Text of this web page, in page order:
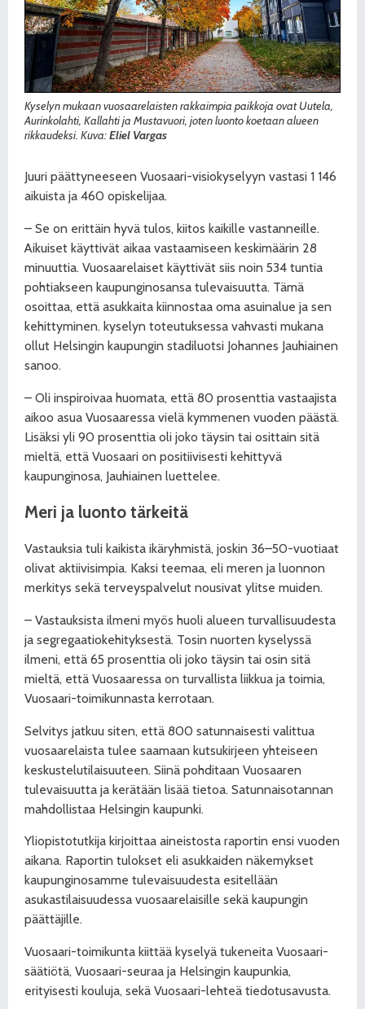
Kyselyn mukaan vuosaarelaisten rakkaimpia paikkoja ovat Uutela,
Aurinkolahti, Kallahti ja Mustavuori, joten luonto koetaan alueen
rikkaudeksi. Kuva:Eliel Vargas
Juuri päättyneeseen Vuosaari-visiokyselyyn vastasi 1 146
aikuista ja 460 opiskelijaa.
– Se on erittäin hyvä tulos, kiitos kaikille vastanneille.
Aikuiset käyttivät aikaa vastaamiseen keskimäärin 28
minuuttia. Vuosaarelaiset käyttivät siis noin 534 tuntia
pohtiakseen kaupunginosansa tulevaisuutta. Tämä
osoittaa, että asukkaita kiinnostaa oma asuinalue ja sen
kehittyminen. kyselyn toteutuksessa vahvasti mukana
ollut Helsingin kaupungin stadiluotsi Johannes Jauhiainen
sanoo.
– Oli inspiroivaa huomata, että 80 prosenttia vastaajista
aikoo asua Vuosaaressa vielä kymmenen vuoden päästä.
Lisäksi yli 90 prosenttia oli joko täysin tai osittain sitä
mieltä, että Vuosaari on positiivisesti kehittyvä
kaupunginosa, Jauhiainen luettelee.
Meri ja luonto tärkeitä
Vastauksia tuli kaikista ikäryhmistä, joskin 36–50-vuotiaat
olivat aktiivisimpia. Kaksi teemaa, eli meren ja luonnon
merkitys sekä terveyspalvelut nousivat ylitse muiden.
– Vastauksista ilmeni myös huoli alueen turvallisuudesta
ja segregaatiokehityksestä. Tosin nuorten kyselyssä
ilmeni, että 65 prosenttia oli joko täysin tai osin sitä
mieltä, että Vuosaaressa on turvallista liikkua ja toimia,
Vuosaari-toimikunnasta kerrotaan.
Selvitys jatkuu siten, että 800 satunnaisesti valittua
vuosaarelaista tulee saamaan kutsukirjeen yhteiseen
keskustelutilaisuuteen. Siinä pohditaan Vuosaaren
tulevaisuutta ja kerätään lisää tietoa. Satunnaisotannan
mahdollistaa Helsingin kaupunki.
Yliopistotutkija kirjoittaa aineistosta raportin ensi vuoden
aikana. Raportin tulokset eli asukkaiden näkemykset
kaupunginosamme tulevaisuudesta esitellään
asukastilaisuudessa vuosaarelaisille sekä kaupungin
päättäjille.
Vuosaari-toimikunta kiittää kyselyä tukeneita Vuosaari-
säätiötä, Vuosaari-seuraa ja Helsingin kaupunkia,
erityisesti kouluja, sekä Vuosaari-lehteä tiedotusavusta.